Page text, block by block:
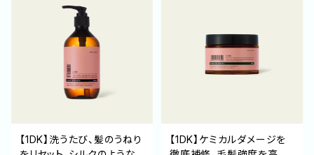
【1DK】洗うたび、髪のうねり
【1DK】ケミカルダメージを